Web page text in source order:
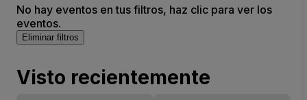
No hay eventos en tus filtros, haz clic para ver los
eventos.
Eliminar filtros
Visto recientemente